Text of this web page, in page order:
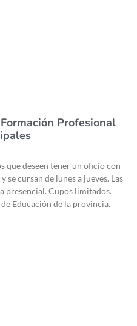
Profesional
que deseen tener un oficio con
se cursan de lunes a jueves. Las
presencial. Cupos limitados.
Educación de la provincia.